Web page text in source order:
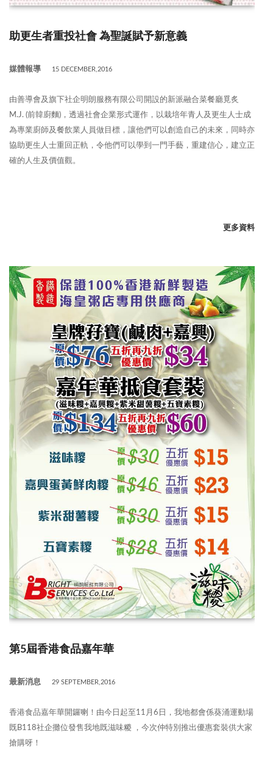
助更生者重投社會 為聖誕賦予新意義
媒體報導 15 DECEMBER,2016
由善導會及旗下社企明朗服務有限公司開設的新派融合菜餐廳覓炙
M.J. (前韓廚麵)，透過社會企業形式運作，以栽培年青人及更生人士成
為專業廚師及餐飲業人員做目標，讓他們可以創造自己的未來，同時亦
協助更生人士重回正軌，令他們可以學到一門手藝，重建信心，建立正
確的人生及價值觀。
更多資料
第5屆香港食品嘉年華
最新消息 29 SEPTEMBER,2016
香港食品嘉年華開鑼喇！由今日起至11月6日，我地都會係葵涌運動場
既B118社企攤位發售我地既滋味糉 ，今次仲特別推出優惠套裝供大家
搶購呀！